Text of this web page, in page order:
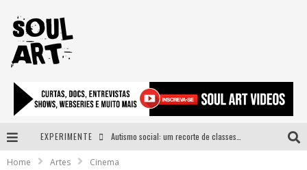
EXPERIMENTE
A subida da rampa é diferente!
Home Artes Cinema